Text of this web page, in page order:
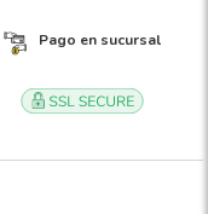
Pago en sucursal